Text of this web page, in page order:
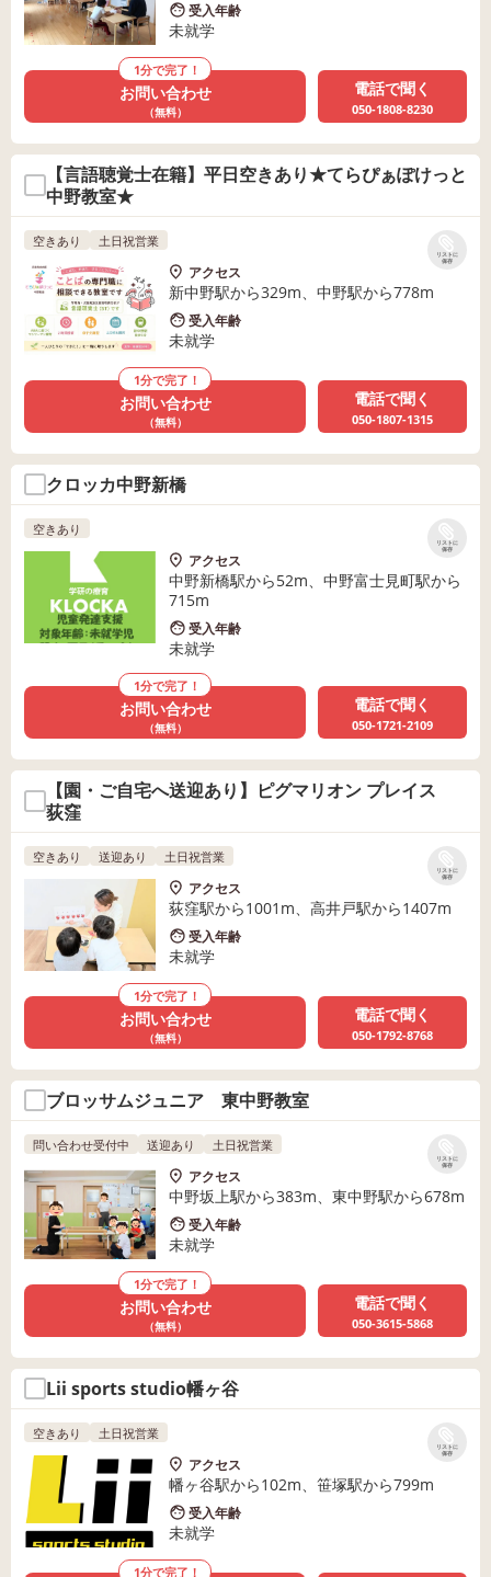
受入年齢
未就学
1分で完了！
お問い合わせ
（無料）
電話で聞く
050-1808-8230
【言語聴覚士在籍】平日空きあり★てらぴぁぽけっと
中野教室★
リストに
保存
空きあり 土日祝営業
アクセス
新中野駅から329m、中野駅から778m
受入年齢
未就学
1分で完了！
お問い合わせ
（無料）
電話で聞く
050-1807-1315
クロッカ中野新橋
リストに
保存
空きあり
アクセス
中野新橋駅から52m、中野富士見町駅から
715m
受入年齢
未就学
1分で完了！
お問い合わせ
（無料）
電話で聞く
050-1721-2109
【園・ご自宅へ送迎あり】ピグマリオン プレイス
荻窪
リストに
保存
空きあり 送迎あり 土日祝営業
アクセス
荻窪駅から1001m、高井戸駅から1407m
受入年齢
未就学
1分で完了！
お問い合わせ
（無料）
電話で聞く
050-1792-8768
ブロッサムジュニア 東中野教室
リストに
保存
問い合わせ受付中 送迎あり 土日祝営業
アクセス
中野坂上駅から383m、東中野駅から678m
受入年齢
未就学
1分で完了！
お問い合わせ
（無料）
電話で聞く
050-3615-5868
Lii sports studio幡ヶ谷
リストに
保存
空きあり 土日祝営業
アクセス
幡ヶ谷駅から102m、笹塚駅から799m
受入年齢
未就学
1分で完了！